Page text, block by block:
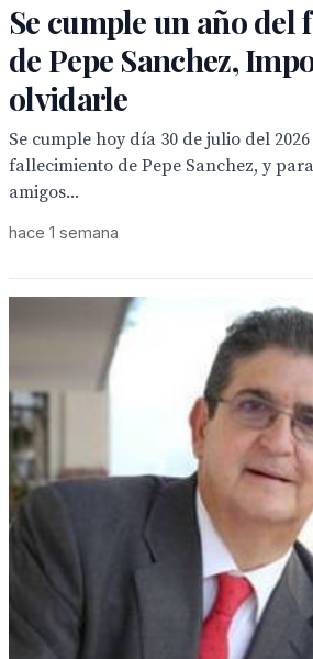
Se cumple un año
de Pepe Sanchez,
olvidarle
Se cumple hoy día 30 de julio del
fallecimiento de Pepe Sanchez, y
amigos...
hace 1 semana